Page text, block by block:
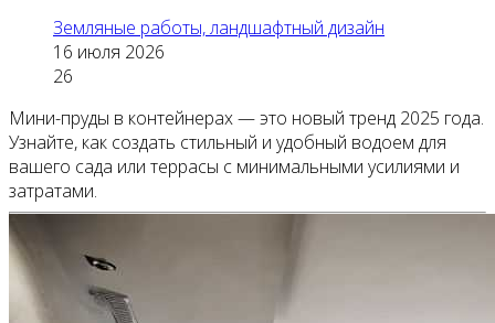
Земляные работы, ландшафтный дизайн
16 июля 2026
26
Мини-пруды в контейнерах — это новый тренд 2025 года.
Узнайте, как создать стильный и удобный водоем для
вашего сада или террасы с минимальными усилиями и
затратами.